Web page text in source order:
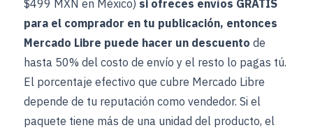
$499 MXN en México) si ofreces envíos GRATIS
para el comprador en tu publicación, entonces
Mercado Libre puede hacer un descuento de
hasta 50% del costo de envío y el resto lo pagas tú.
El porcentaje efectivo que cubre Mercado Libre
depende de tu reputación como vendedor. Si el
paquete tiene más de una unidad del producto, el